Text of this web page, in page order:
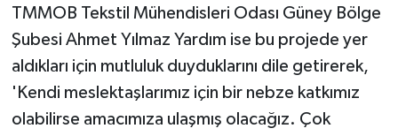
TMMOB Tekstil Mühendisleri Odası Güney Bölge
Şubesi Ahmet Yılmaz Yardım ise bu projede yer
aldıkları için mutluluk duyduklarını dile getirerek,
'Kendi meslektaşlarımız için bir nebze katkımız
olabilirse amacımıza ulaşmış olacağız. Çok